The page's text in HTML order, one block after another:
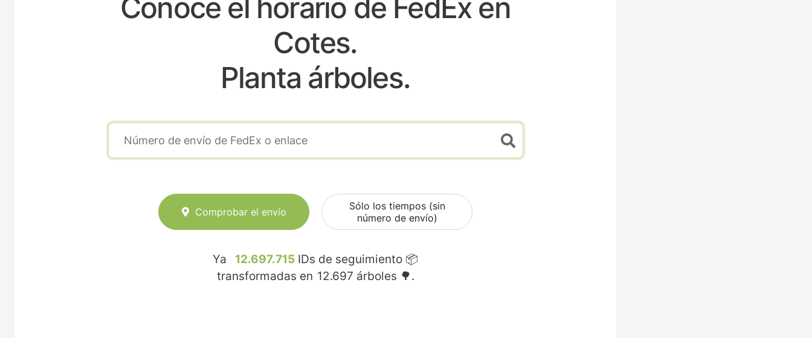
Conoce el horario de FedEx en
Cotes.
Planta árboles.
Comprobar el envío
Sólo los tiempos (sin
número de envío)
Ya 12.697.715 IDs de seguimiento 📦
transformadas en 12.697 árboles 🌳.